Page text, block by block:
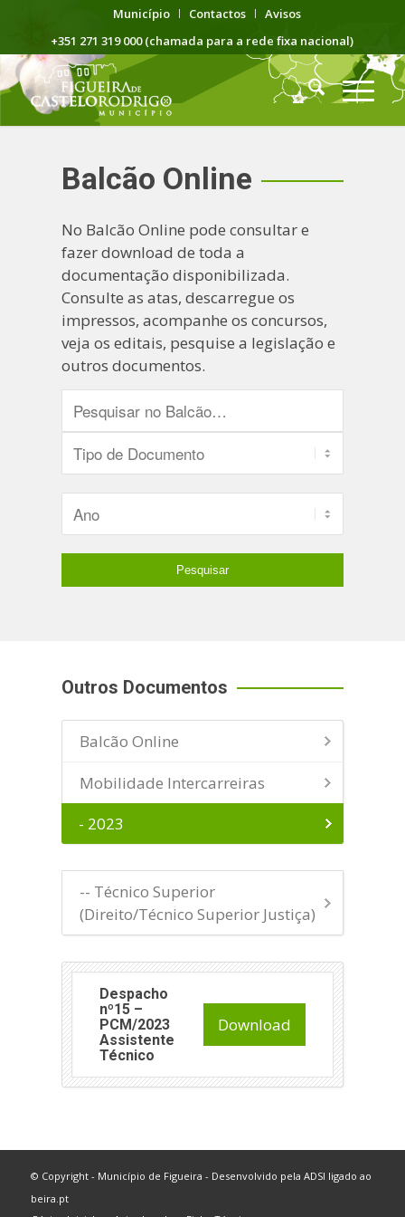
Município Contactos
Avisos
+351 271 319 000 (chamada para a rede fixa nacional)
Balcão Online
No Balcão Online pode consultar e
fazer download de toda a
documentação disponibilizada.
Consulte as atas, descarregue os
impressos, acompanhe os concursos,
veja os editais, pesquise a legislação e
outros documentos.
Outros Documentos
Balcão Online
Mobilidade Intercarreiras
- 2023
-- Técnico Superior
(Direito/Técnico Superior Justiça)
Despacho
nº15 –
PCM/2023
Assistente
Técnico
Download
© Copyright - Município de Figueira - Desenvolvido pela ADSI ligado ao
beira.pt